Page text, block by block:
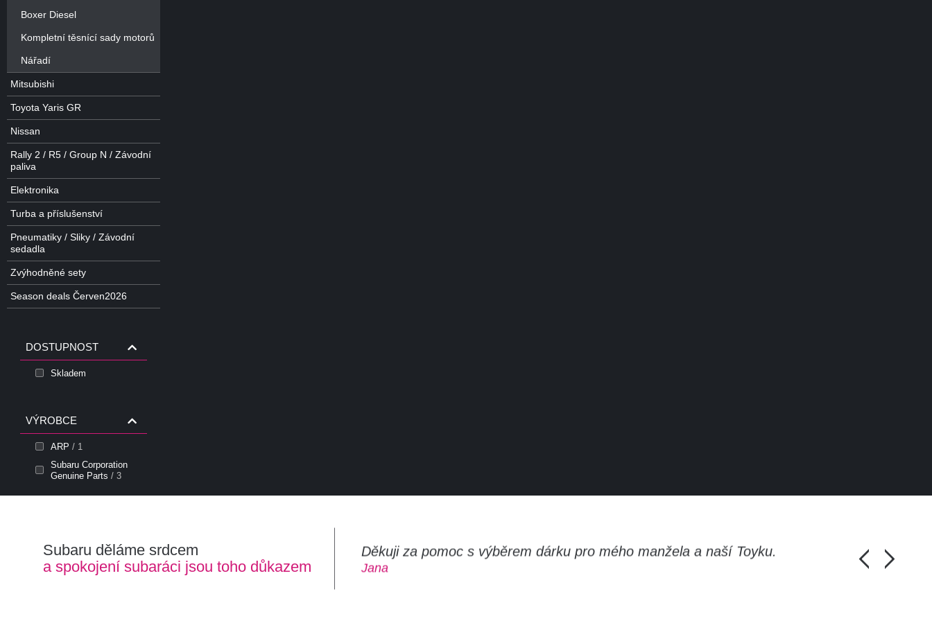
Boxer Diesel
Kompletní těsnící sady motorů
Nářadí
Mitsubishi
Toyota Yaris GR
Nissan
Rally 2 / R5 / Group N / Závodní
paliva
Elektronika
Turba a příslušenství
Pneumatiky / Sliky / Závodní
sedadla
Zvýhodněné sety
Season deals Červen2026
DOSTUPNOST
Skladem
VÝROBCE
ARP / 1
Subaru Corporation
Genuine Parts / 3
Subaru děláme srdcem
a spokojení subaráci jsou toho důkazem
Děkuji za pomoc s výběrem dárku pro mého manžela a naší Toyku.
Jana
Chlapi, moc
Honza Pánka,